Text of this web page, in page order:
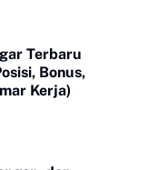
Terbaru
Bonus,
Kerja)